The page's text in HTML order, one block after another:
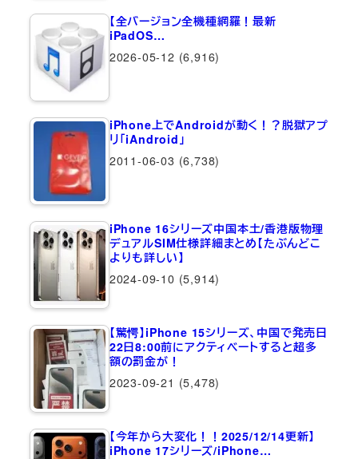
【全バージョン全機種網羅！最新
iPadOS…
2026-05-12 (6,916)
iPhone上でAndroidが動く！？脱獄アプ
リ「iAndroid」
2011-06-03 (6,738)
iPhone 16シリーズ中国本土/香港版物理
デュアルSIM仕様詳細まとめ【たぶんどこ
よりも詳しい】
2024-09-10 (5,914)
【驚愕】iPhone 15シリーズ、中国で発売日
22日8:00前にアクティベートすると超多
額の罰金が！
2023-09-21 (5,478)
【今年から大変化！！2025/12/14更新】
iPhone 17シリーズ/iPhone…